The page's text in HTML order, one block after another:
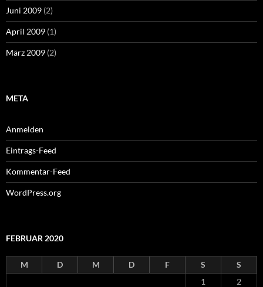
Juni 2009 (2)
April 2009 (1)
März 2009 (2)
META
Anmelden
Eintrags-Feed
Kommentar-Feed
WordPress.org
FEBRUAR 2020
M D M D F S
S
1
2